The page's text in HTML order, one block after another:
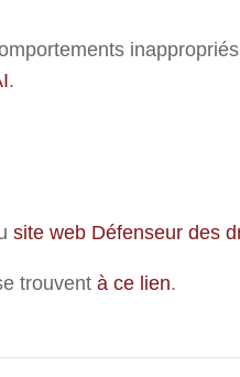
.
site web Défenseur des
trouvent à ce lien.